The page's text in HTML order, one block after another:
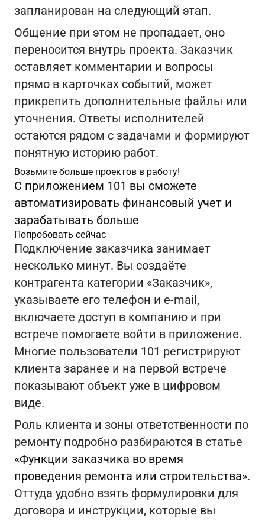
запланирован на следующий этап.
Общение при этом не пропадает, оно
переносится внутрь проекта. Заказчик
оставляет комментарии и вопросы
прямо в карточках событий, может
прикрепить дополнительные файлы или
уточнения. Ответы исполнителей
остаются рядом с задачами и формируют
понятную историю работ.
Возьмите больше проектов в работу!
С приложением 101 вы сможете
автоматизировать финансовый учет и
зарабатывать больше
Попробовать сейчас
Подключение заказчика занимает
несколько минут. Вы создаёте
контрагента категории «Заказчик»,
указываете его телефон и e‑mail,
включаете доступ в компанию и при
встрече помогаете войти в приложение.
Многие пользователи 101 регистрируют
клиента заранее и на первой встрече
показывают объект уже в цифровом
виде.
Роль клиента и зоны ответственности по
ремонту подробно разбираются в статье
«Функции заказчика во время
проведения ремонта или строительства».
Оттуда удобно взять формулировки для
договора и инструкции, которые вы